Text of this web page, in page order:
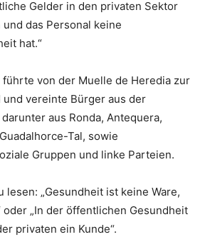
Gelder in den privaten Sektor
das Personal keine
hat.“
von der Muelle de Heredia zur
und vereinte Bürger aus der
aus Ronda, Antequera,
Tal, sowie
Gruppen und linke Parteien.
lesen: „Gesundheit ist keine Ware,
„In der öffentlichen Gesundheit
privaten ein Kunde“.